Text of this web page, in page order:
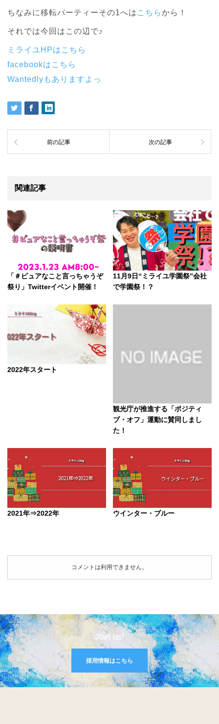
ちなみに移転パーティーその1へは こちらから！
それでは今回はこの辺で♪
ミライユHPはこちら
facebookはこちら
Wantedlyもありますよっ
前の記事 次の記事
関連記事
「＃ピュアなこと言っちゃうぞ
祭り」Twitterイベント開催！
11月9日“ミライユ学園祭”会社
で学園祭！？
2022年スタート
観光庁が推進する「ポジティ
ブ・オフ」運動に賛同しまし
た！
2021年⇒2022年 ウインター・ブルー
コメントは利用できません。
Join us!
採用情報はこちら